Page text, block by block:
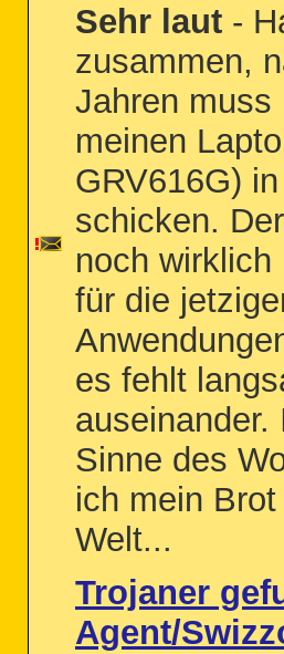
Sehr laut -
zusammen,
Jahren muss
meinen
GRV616G)
schicken.
noch
für die
es fehlt
auseinander.
Sinne des
ich mein
Welt...
Trojaner
Agent/